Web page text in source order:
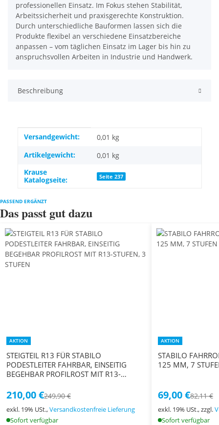
professionellen Einsatz. Im Fokus stehen Stabilität,
Arbeitssicherheit und praxisgerechte Konstruktion.
Durch unterschiedliche Bauformen lassen sich die
Produkte flexibel an verschiedene Einsatzbereiche
anpassen – vom täglichen Einsatz im Lager bis hin zu
anspruchsvollen Arbeiten in Industrie und Handwerk.
Beschreibung
Produkteigenschaft
Wert
Versandgewicht:
0,01 kg
Artikelgewicht:
0,01 kg
Krause
Katalogseite:
Seite 237
PASSEND ERGÄNZT
Das passt gut dazu
AKTION
STEIGTEIL R13 FÜR STABILO
PODESTLEITER FAHRBAR, EINSEITIG
BEGEHBAR PROFILROST MIT R13-
210,00 €249,90 €
exkl. 19% USt.,Versandkostenfreie Lieferung
Sofort verfügbar
AKTION
STABILO
125 MM, 7
69,00 €82,11 €
exkl. 19% USt., zzgl.
Sofort verfügbar